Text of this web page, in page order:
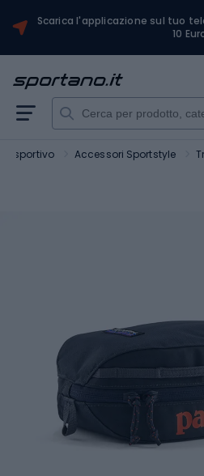
Scarica l'applicazione sul tuo
10
sportivo Accessori Sportstyle